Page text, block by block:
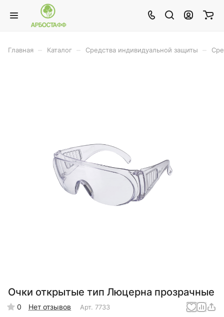
Главная Каталог Средства индивидуальной защиты
Очки открытые тип Люцерна прозрачные
0 Нет отзывов Арт. 7733